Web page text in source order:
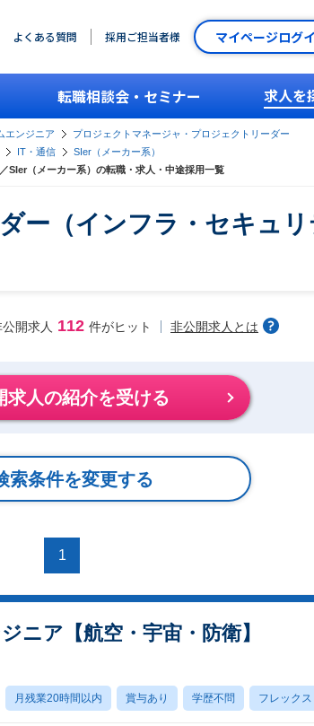
よくある質問 採用ご担当者様 マイページログ
転職相談会・セミナー 求人を
エンジニア
プロジェクトマネージャ・プロジェクトリーダー
IT・通信
SIer（メーカー系）
SIer（メーカー系）の転職・求人・中途採用一覧
（インフラ・セキュリ
開求人 112 件がヒット 非公開求人とは
求人の紹介を受ける
索条件を変更する
1
ア【航空・宇宙・防衛】
月残業20時間以内 賞与あり 学歴不問 フレックス